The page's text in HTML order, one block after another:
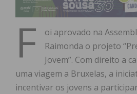
F
oi aprovado na
Raimonda o projeto
Jovem”. Com direito a
uma viagem a Bruxelas, a
incentivar os jovens a